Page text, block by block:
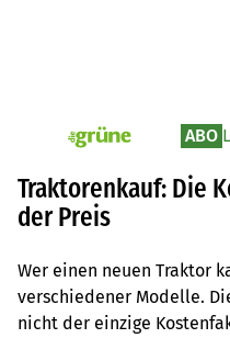
pv_die-grune-online ABO
Traktorenkauf: Die
der Preis
Wer einen neuen Traktor
verschiedener Modelle.
nicht der einzige